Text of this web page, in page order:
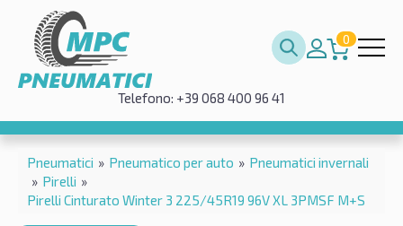
0
Telefono: +39 068 400 96 41
Pneumatici » Pneumatico per auto » Pneumatici invernali
» Pirelli »
Pirelli Cinturato Winter 3 225/45R19 96V XL 3PMSF M+S